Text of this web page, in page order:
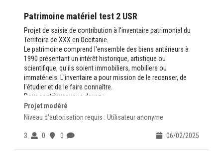
Patrimoine matériel test 2 USR
Projet de saisie de contribution à l'inventaire patrimonial du
Territoire de XXX en Occitanie.
Le patrimoine comprend l'ensemble des biens antérieurs à
1990 présentant un intérêt historique, artistique ou
scientifique, qu'ils soient immobiliers, mobiliers ou
immatériels. L'inventaire a pour mission de le recenser, de
l'étudier et de le faire connaître.
Pour contribuer vous devez :
avoir un compte sur
valider laCharte du Contributeur
Projet modéré
Niveau d'autorisation requis : Utilisateur anonyme
06/02/2025
3 0 0